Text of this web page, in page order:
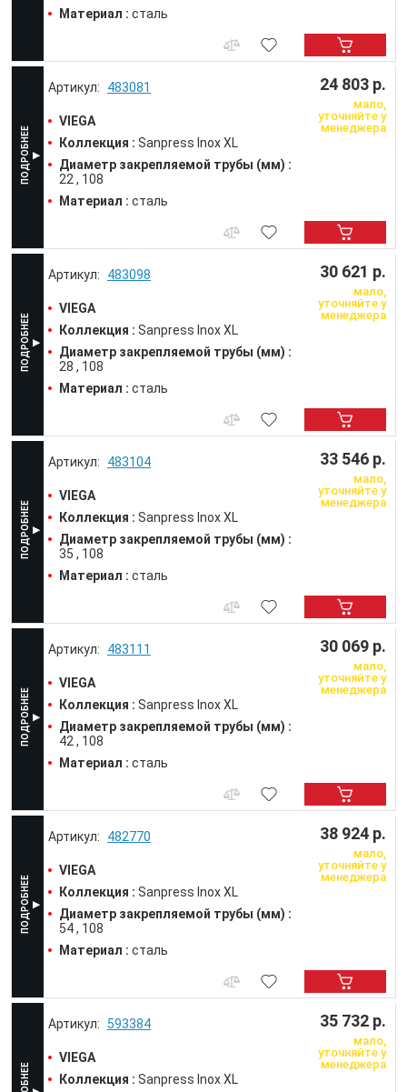
Материал : сталь
483081
VIEGA
Коллекция : Sanpress Inox XL
Диаметр закрепляемой трубы (мм) :
22
108
Материал : сталь
24 803 р.
мало,
уточняйте у
менеджера
483098
VIEGA
Коллекция : Sanpress Inox XL
Диаметр закрепляемой трубы (мм) :
28
108
Материал : сталь
30 621 р.
мало,
уточняйте у
менеджера
483104
VIEGA
Коллекция : Sanpress Inox XL
Диаметр закрепляемой трубы (мм) :
35
108
Материал : сталь
33 546 р.
мало,
уточняйте у
менеджера
483111
VIEGA
Коллекция : Sanpress Inox XL
Диаметр закрепляемой трубы (мм) :
42
108
Материал : сталь
30 069 р.
мало,
уточняйте у
менеджера
482770
VIEGA
Коллекция : Sanpress Inox XL
Диаметр закрепляемой трубы (мм) :
54
108
Материал : сталь
38 924 р.
мало,
уточняйте у
менеджера
593384
VIEGA
Коллекция : Sanpress Inox XL
35 732 р.
мало,
уточняйте у
менеджера